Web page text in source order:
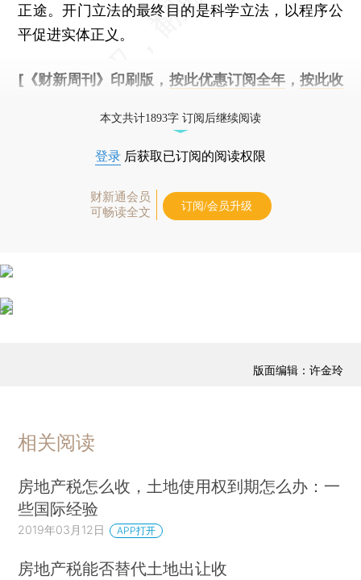
正途。开门立法的最终目的是科学立法，以程序公
平促进实体正义。
[《财新周刊》印刷版， 按此优惠订阅全年， 按此收
本文共计1893字 订阅后继续阅读
登录 后获取已订阅的阅读权限
财新通会员
可畅读全文
订阅/会员升级
版面编辑：许金玲
相关阅读
房地产税怎么收，土地使用权到期怎么办：一
些国际经验
2019年03月12日 APP打开
房地产税能否替代土地出让收